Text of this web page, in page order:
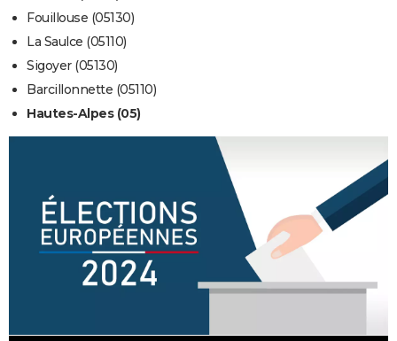
Fouillouse (05130)
La Saulce (05110)
Sigoyer (05130)
Barcillonnette (05110)
Hautes-Alpes (05)